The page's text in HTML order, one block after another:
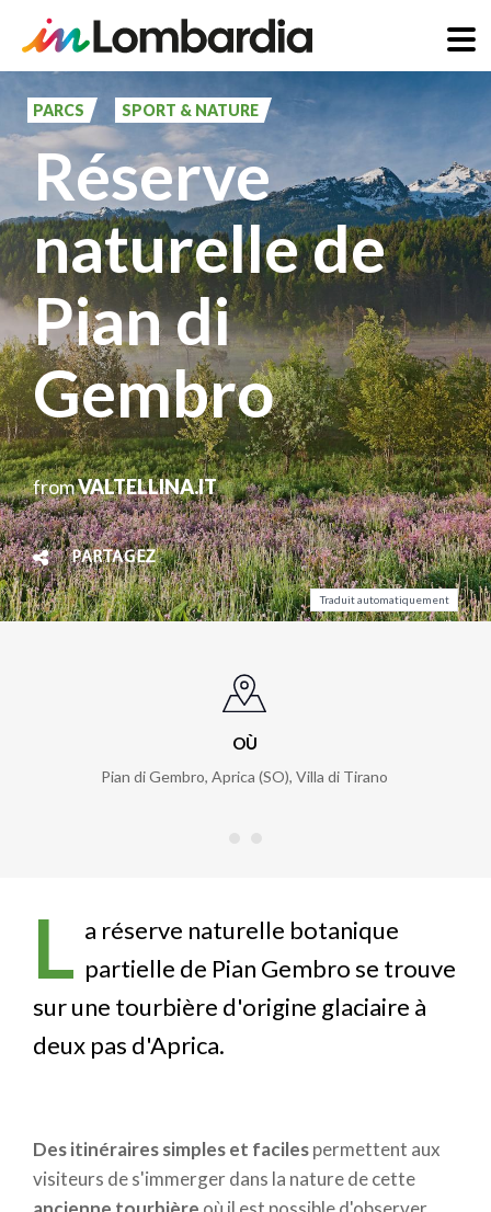
Aller
contenu
principal
PARCS SPORT & NATURE
Réserve
naturelle de
Pian di
Gembro
fromVALTELLINA.IT
PARTAGEZ
Traduit automatiquement
OÙ
Pian di Gembro, Aprica (SO), Villa di Tirano
L a réserve naturelle botanique
partielle de Pian Gembro se trouve
sur une tourbière d'origine glaciaire à
deux pas d'Aprica.
Des itinéraires simples et facilespermettent aux
visiteurs de s'immerger dans la nature de cette